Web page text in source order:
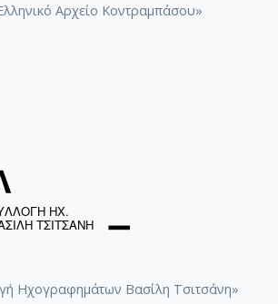
Αρχείο Κοντραμπάσου»
Ηχογραφημάτων Βασίλη Τσιτσάνη»